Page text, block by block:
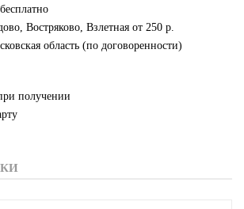
Востряково, Взлетная от 250 р.
область (по договоренности)
получении